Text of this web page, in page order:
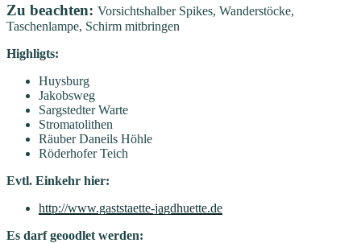
Zu beachten: Vorsichtshalber Spikes, Wanderstöcke,
Taschenlampe, Schirm mitbringen
Highligts:
Huysburg
Jakobsweg
Sargstedter Warte
Stromatolithen
Räuber Daneils Höhle
Röderhofer Teich
Evtl. Einkehr hier:
http://www.gaststaette-jagdhuette.de
Es darf geoodlet werden: